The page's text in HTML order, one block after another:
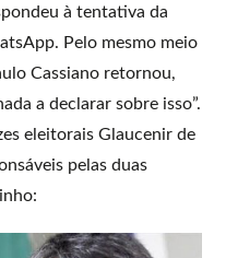
à tentativa da
Pelo mesmo meio
Cassiano retornou,
a declarar sobre isso”.
eleitorais Glaucenir de
pelas duas